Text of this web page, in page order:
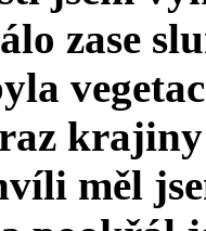
zase
krajiny
měl